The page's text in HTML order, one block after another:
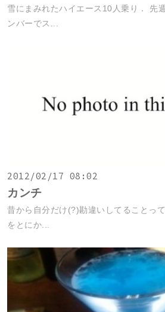
雪にまみれたハイエース10人乗り． 先
ンバーでス...
2012/02/17 08:02
カンチ
昔から自分だけ(?)勘違いしてることっ
をとにか...